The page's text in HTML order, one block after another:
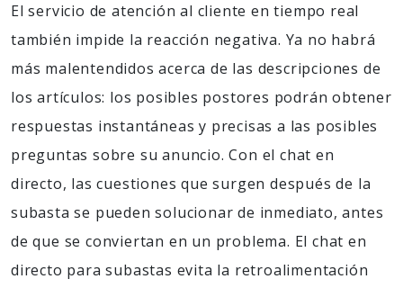
El servicio de atención al cliente en tiempo real
también impide la reacción negativa. Ya no habrá
más malentendidos acerca de las descripciones de
los artículos: los posibles postores podrán obtener
respuestas instantáneas y precisas a las posibles
preguntas sobre su anuncio. Con el chat en
directo, las cuestiones que surgen después de la
subasta se pueden solucionar de inmediato, antes
de que se conviertan en un problema. El chat en
directo para subastas evita la retroalimentación